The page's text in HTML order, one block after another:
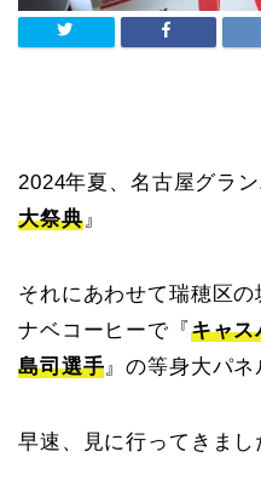
2024年夏、名古屋グラ
大祭典』
それにあわせて瑞穂区
ナベコーヒーで『キャス
島司選手』の等身大パネ
早速、見に行ってきまし